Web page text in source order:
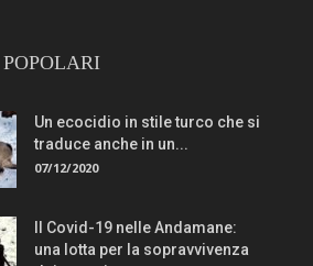
Un ecocidio in stile turco che si
traduce anche in un...
07/12/2020
Il Covid-19 nelle Andamane:
una lotta per la sopravvivenza